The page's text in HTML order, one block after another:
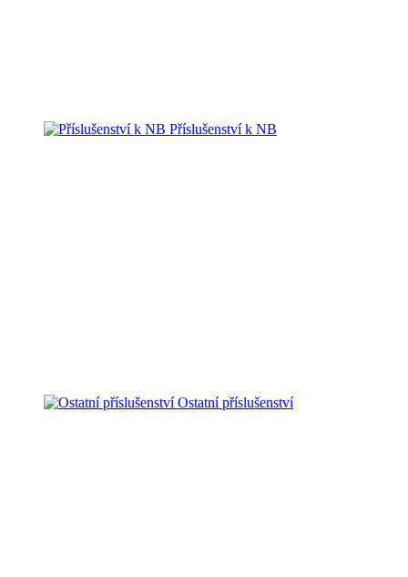
Příslušenství k NB
Ostatní příslušenství